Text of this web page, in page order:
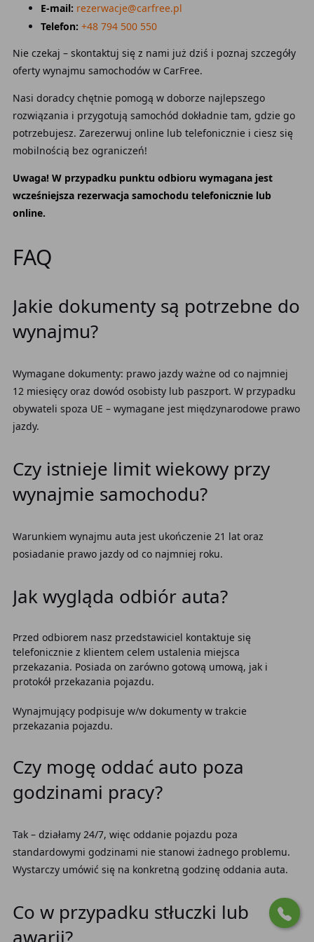
E-mail: rezerwacje@carfree.pl
Telefon: +48 794 500 550
Nie czekaj – skontaktuj się z nami już dziś i poznaj szczegóły
oferty wynajmu samochodów w CarFree.
Nasi doradcy chętnie pomogą w doborze najlepszego
rozwiązania i przygotują samochód dokładnie tam, gdzie go
potrzebujesz. Zarezerwuj online lub telefonicznie i ciesz się
mobilnością bez ograniczeń!
Uwaga! W przypadku punktu odbioru wymagana jest
wcześniejsza rezerwacja samochodu telefonicznie lub
online.
FAQ
Jakie dokumenty są potrzebne do
wynajmu?
Wymagane dokumenty: prawo jazdy ważne od co najmniej
12 miesięcy oraz dowód osobisty lub paszport. W przypadku
obywateli spoza UE – wymagane jest międzynarodowe prawo
jazdy.
Czy istnieje limit wiekowy przy
wynajmie samochodu?
Warunkiem wynajmu auta jest ukończenie 21 lat oraz
posiadanie prawo jazdy od co najmniej roku.
Jak wygląda odbiór auta?
Przed odbiorem nasz przedstawiciel kontaktuje się
telefonicznie z klientem celem ustalenia miejsca
przekazania. Posiada on zarówno gotową umową, jak i
protokół przekazania pojazdu.
Wynajmujący podpisuje w/w dokumenty w trakcie
przekazania pojazdu.
Czy mogę oddać auto poza
godzinami pracy?
Tak – działamy 24/7, więc oddanie pojazdu poza
standardowymi godzinami nie stanowi żadnego problemu.
Wystarczy umówić się na konkretną godzinę oddania auta.
Co w przypadku stłuczki lub